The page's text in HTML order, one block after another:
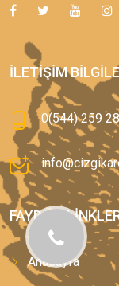
İLETIŞIM
0(544) 259
FAYDALI
Anasayfa